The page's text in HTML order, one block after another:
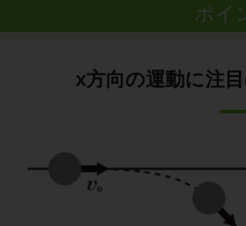
ポイ
x方向の運動に注